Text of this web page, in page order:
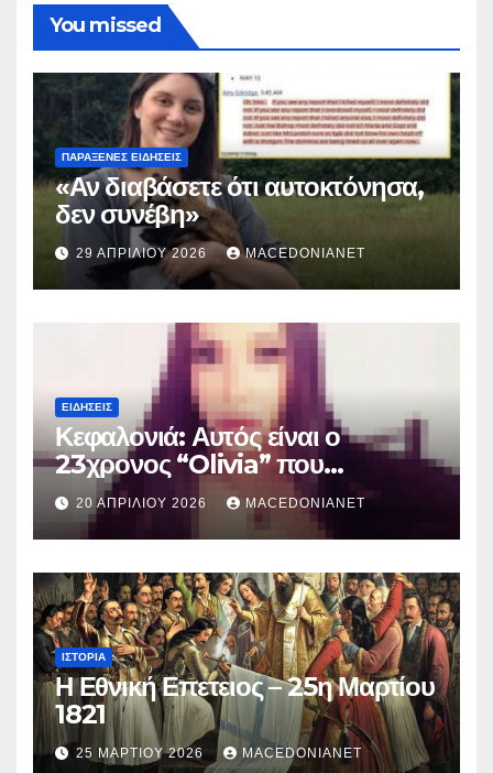
You missed
ΠΑΡΆΞΕΝΕΣ ΕΙΔΉΣΕΙΣ
«Αν διαβάσετε ότι αυτοκτόνησα,
δεν συνέβη»
29 ΑΠΡΙΛΊΟΥ 2026 MACEDONIANET
ΕΙΔΉΣΕΙΣ
Κεφαλονιά: Αυτός είναι ο
23χρονος “Olivia” που
κατηγορείται για τον θάνατο της
Μυρτούς
20 ΑΠΡΙΛΊΟΥ 2026 MACEDONIANET
ΙΣΤΟΡΊΑ
Η Εθνική Επετειος – 25η Μαρτίου
1821
25 ΜΑΡΤΊΟΥ 2026 MACEDONIANET